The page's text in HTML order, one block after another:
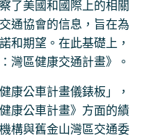
了美國和國際上的相關
通協會的信息，旨在為
和期望。在此基礎上，
灣區健康交通計畫》。
康公車計畫儀錶板」，
康公車計畫》方面的績
構與舊金山灣區交通委